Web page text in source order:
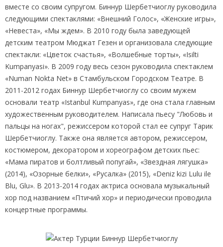
вместе со своим супругом. Биннур Шербетчиоглу руководила
следующими спектаклями: «Внешний Голос», «Женские игры»,
«Невеста», «Мы ждем». В 2010 году была заведующей
детским театром Мюджат Гезен и организовала следующие
спектакли: «Цветок счастья», «Волшебные торты», «Isilti
Kumpanyasi». В 2009 году весь сезон руководила спектаклем
«Numan Nokta Net» в Стамбульском Городском Театре. В
2011-2012 годах Биннур Шербетчиоглу со своим мужем
основали театр «Istanbul Kumpanyas», где она стала главным
художественным руководителем. Написала пьесу "Любовь и
пальцы на ногах", режиссером которой стал ее супруг Тарик
Шербетчиоглу. Также она является автором, режиссером,
костюмером, декоратором и хореографом детских пьес:
«Мама пиратов и болтливый попугай», «Звездная лягушка»
(2014), «Озорные белки», «Русалка» (2015), «Deniz kizi Lulu ile
Blu, Glu». В 2013-2014 годах актриса основала музыкальный
хор под названием «Птичий хор» и периодически проводила
концертные программы.